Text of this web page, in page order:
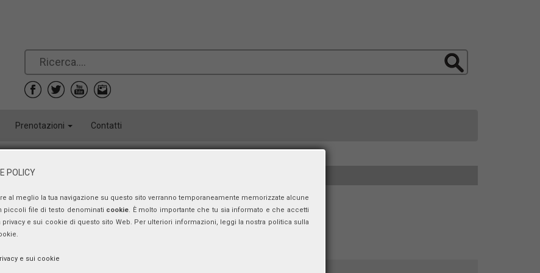
Prenotazioni Contatti
anni di anziani e bambini insieme
16 maggio 2025, ore 9:00 - 13:30
POLICY
al meglio la tua navigazione su questo sito verranno temporaneamente memorizzate alcune
piccoli file di testo denominati cookie . È molto importante che tu sia informato e che accetti
privacy e sui cookie di questo sito Web. Per ulteriori informazioni, leggi la nostra politica sulla
e sui cookie